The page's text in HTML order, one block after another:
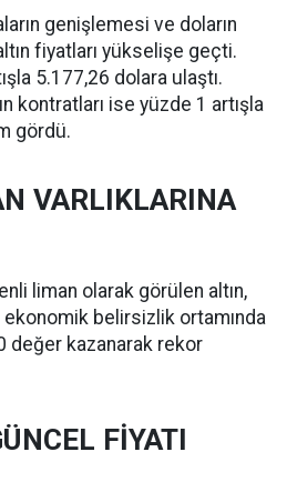
genişlemesi ve doların
fiyatları yükselişe geçti.
5.177,26 dolara ulaştı.
kontratları ise yüzde 1 artışla
gördü.
VARLIKLARINA
liman olarak görülen altın,
belirsizlik ortamında
değer kazanarak rekor
FİYATI